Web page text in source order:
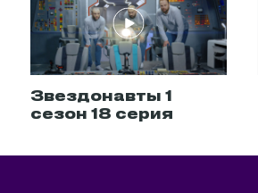
Звездонавты 1
сезон 18 серия